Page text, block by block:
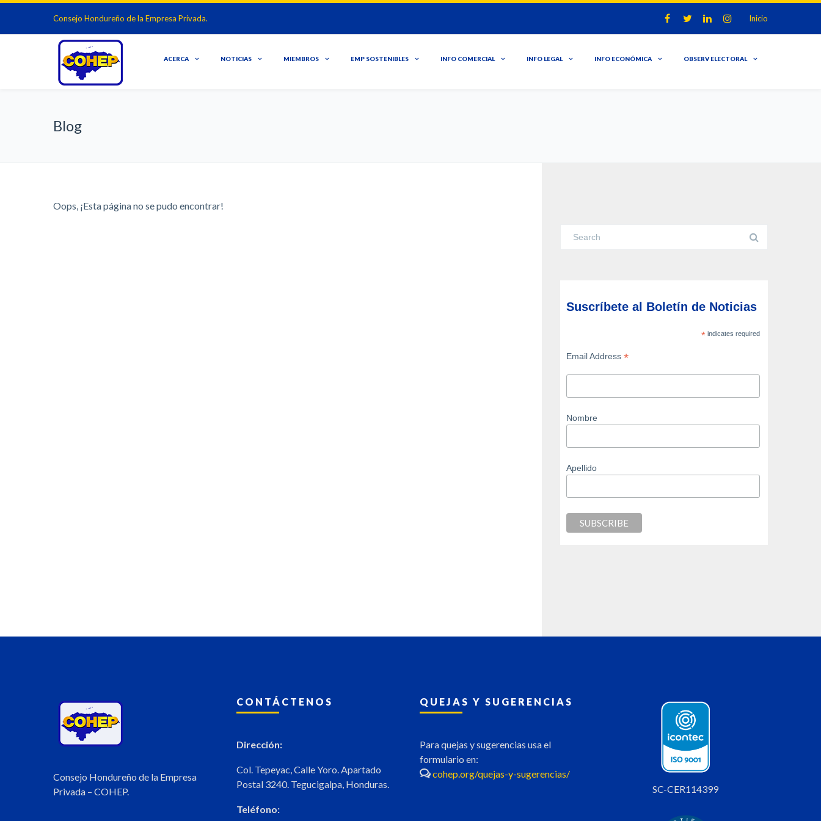
Consejo Hondureño de la Empresa Privada. Inicio
ACERCA NOTICIAS MIEMBROS EMP SOSTENIBLES INFO COMERCIAL INFO LEGAL INFO ECONÓMICA OBSERV ELECTORAL
Blog
Oops, ¡Esta página no se pudo encontrar!
Suscríbete al Boletín de Noticias
*indicates required
Email Address*
Nombre
Apellido
Consejo Hondureño de la Empresa
Privada – COHEP.
CONTÁCTENOS
Dirección:
Col. Tepeyac, Calle Yoro. Apartado
Postal 3240. Tegucigalpa, Honduras.
Teléfono:
QUEJAS Y SUGERENCIAS
Para quejas y sugerencias usa el
formulario en:
cohep.org/quejas-y-sugerencias/
SC-CER114399